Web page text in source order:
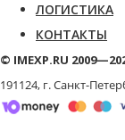
ЛОГИСТИКА
КОНТАКТЫ
© IMEXP.RU
191124, г. Санкт-